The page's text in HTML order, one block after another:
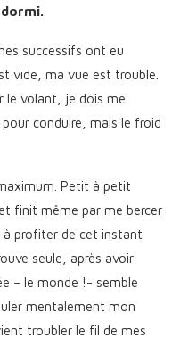
dormi.
successifs ont eu
vide, ma vue est trouble.
le volant, je dois me
conduire, mais le froid
Petit à petit
et finit même par me bercer
à profiter de cet instant
seule, après avoir
– le monde !- semble
mentalement mon
troubler le fil de mes